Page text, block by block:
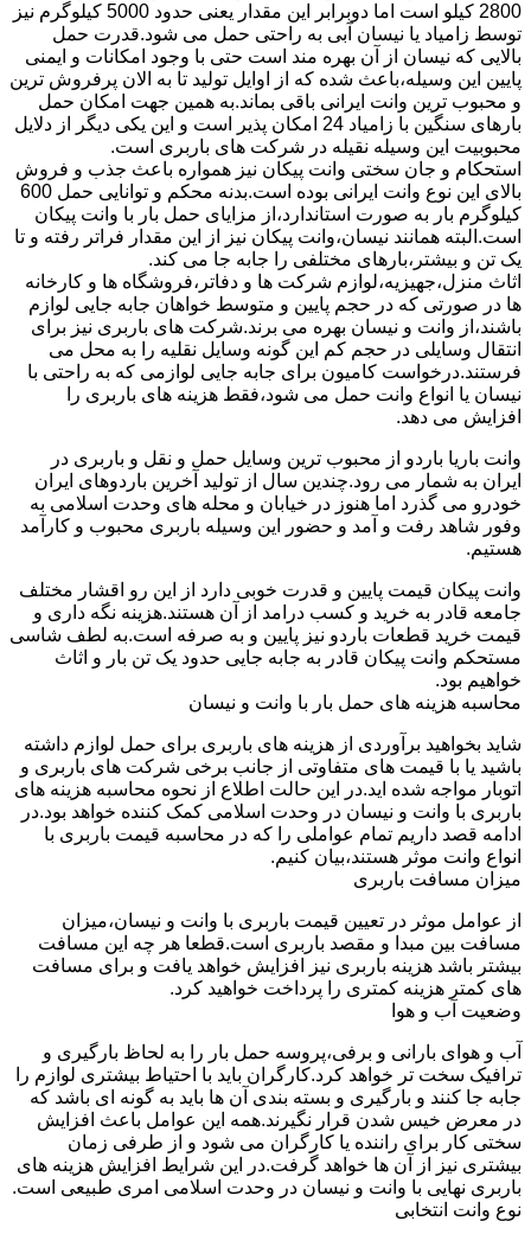
2800 کیلو است اما دوبرابر این مقدار یعنی حدود 5000 کیلوگرم نیز
توسط زامیاد یا نیسان آبی به راحتی حمل می شود.قدرت حمل
بالایی که نیسان از آن بهره مند است حتی با وجود امکانات و ایمنی
پایین این وسیله،باعث شده که از اوایل تولید تا به الان پرفروش ترین
و محبوب ترین وانت ایرانی باقی بماند.به همین جهت امکان حمل
بارهای سنگین با زامیاد 24 امکان پذیر است و این یکی دیگر از دلایل
محبوبیت این وسیله نقیله در شرکت های باربری است.
استحکام و جان سختی وانت پیکان نیز همواره باعث جذب و فروش
بالای این نوع وانت ایرانی بوده است.بدنه محکم و توانایی حمل 600
کیلوگرم بار به صورت استاندارد،از مزایای حمل بار با وانت پیکان
است.البته همانند نیسان،وانت پیکان نیز از این مقدار فراتر رفته و تا
یک تن و بیشتر،بارهای مختلفی را جابه جا می کند.
اثاث منزل،جهیزیه،لوازم شرکت ها و دفاتر،فروشگاه ها و کارخانه
ها در صورتی که در حجم پایین و متوسط خواهان جابه جایی لوازم
باشند،از وانت و نیسان بهره می برند.شرکت های باربری نیز برای
انتقال وسایلی در حجم کم این گونه وسایل نقلیه را به محل می
فرستند.درخواست کامیون برای جابه جایی لوازمی که به راحتی با
نیسان یا انواع وانت حمل می شود،فقط هزینه های باربری را
افزایش می دهد.
وانت باریا باردو از محبوب ترین وسایل حمل و نقل و باربری در
ایران به شمار می رود.چندین سال از تولید آخرین باردوهای ایران
خودرو می گذرد اما هنوز در خیابان و محله های وحدت اسلامی به
وفور شاهد رفت و آمد و حضور این وسیله باربری محبوب و کارآمد
هستیم.
وانت پیکان قیمت پایین و قدرت خوبی دارد از این رو اقشار مختلف
جامعه قادر به خرید و کسب درامد از آن هستند.هزینه نگه داری و
قیمت خرید قطعات باردو نیز پایین و به صرفه است.به لطف شاسی
مستحکم وانت پیکان قادر به جابه جایی حدود یک تن بار و اثاث
خواهیم بود.
محاسبه هزینه های حمل بار با وانت و نیسان
شاید بخواهید برآوردی از هزینه های باربری برای حمل لوازم داشته
باشید یا با قیمت های متفاوتی از جانب برخی شرکت های باربری و
اتوبار مواجه شده اید.در این حالت اطلاع از نحوه محاسبه هزینه های
باربری با وانت و نیسان در وحدت اسلامی کمک کننده خواهد بود.در
ادامه قصد داریم تمام عواملی را که در محاسبه قیمت باربری با
انواع وانت موثر هستند،بیان کنیم.
میزان مسافت باربری
از عوامل موثر در تعیین قیمت باربری با وانت و نیسان،میزان
مسافت بین مبدا و مقصد باربری است.قطعا هر چه این مسافت
بیشتر باشد هزینه باربری نیز افزایش خواهد یافت و برای مسافت
های کمتر هزینه کمتری را پرداخت خواهید کرد.
وضعیت آب و هوا
آب و هوای بارانی و برفی،پروسه حمل بار را به لحاظ بارگیری و
ترافیک سخت تر خواهد کرد.کارگران باید با احتیاط بیشتری لوازم را
جابه جا کنند و بارگیری و بسته بندی آن ها باید به گونه ای باشد که
در معرض خیس شدن قرار نگیرند.همه این عوامل باعث افزایش
سختی کار برای راننده یا کارگران می شود و از طرفی زمان
بیشتری نیز از آن ها خواهد گرفت.در این شرایط افزایش هزینه های
باربری نهایی با وانت و نیسان در وحدت اسلامی امری طبیعی است.
نوع وانت انتخابی